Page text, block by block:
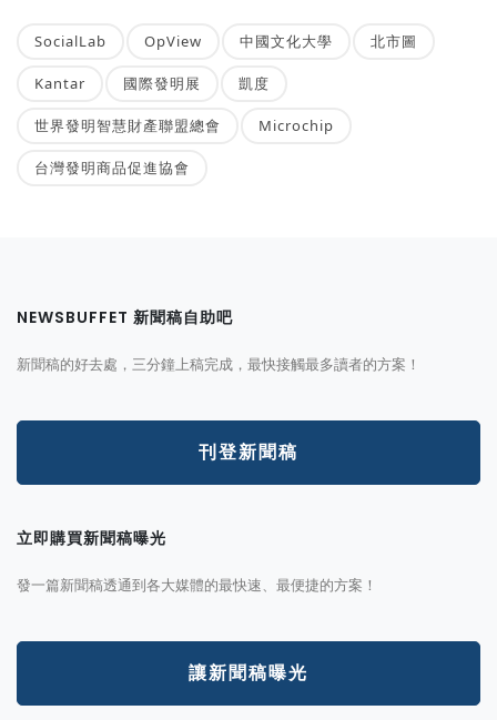
SocialLab OpView 中國文化大學 北市圖
Kantar 國際發明展 凱度
世界發明智慧財產聯盟總會 Microchip
台灣發明商品促進協會
NEWSBUFFET 新聞稿自助吧
新聞稿的好去處，三分鐘上稿完成，最快接觸最多讀者的方案！
刊登新聞稿
立即購買新聞稿曝光
發一篇新聞稿透通到各大媒體的最快速、最便捷的方案！
讓新聞稿曝光